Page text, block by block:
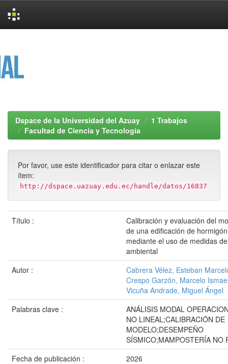
Dspace de la Universidad del Azuay
1 Trabajos
Facultad de Ciencia y Tecnología
Por favor, use este identificador para citar o enlazar este
ítem:
http://dspace.uazuay.edu.ec/handle/datos/16837
Título :
Calibración y evaluación del
de una edificación de
mediante el uso de medidas
ambiental
Autor :
Cabrera Vélez, Esteban
Crespo Garzón, Marcelo
Vicuña Andrade, Miguel Ángel
Palabras clave :
ANÁLISIS MODAL
NO LINEAL;CALIBRACIÓN DE
MODELO;DESEMPEÑO
SÍSMICO;MAMPOSTERÍA NO
Fecha de publicación :
2026